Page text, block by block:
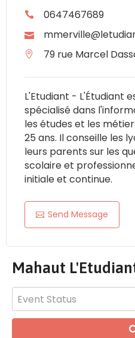
0647467689
79 rue Marcel
L'Etudiant - L'Étudiant
spécialisé dans
les études et les
25 ans. Il conseille les
leurs parents sur les
scolaire et
initiale et continue.
Send Message
Mahaut
Event Status